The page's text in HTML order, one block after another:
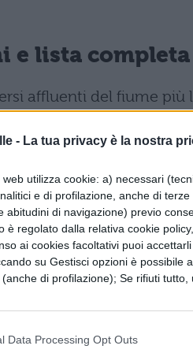
- La tua privacy è la nostra
utilizza cookie: a) necessari
e di profilazione, anche di
abitudini di navigazione) previo
è regolato dalla relativa cookie policy,
ai cookies facoltativi puoi
su Gestisci opzioni è possibile
di profilazione); Se rifiuti tutto,
Data Processing Opt Outs
e lista completa
affluenti del fiume più
sinistra; è bene
che forniremo una